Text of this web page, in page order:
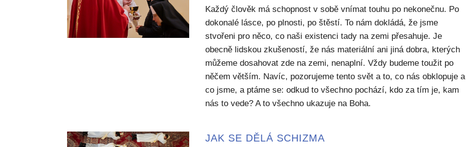
Každý člověk má schopnost v sobě vnímat touhu po nekonečnu. Po
dokonalé lásce, po plnosti, po štěstí. To nám dokládá, že jsme
stvořeni pro něco, co naši existenci tady na zemi přesahuje. Je
obecně lidskou zkušeností, že nás materiální ani jiná dobra, kterých
můžeme dosahovat zde na zemi, nenaplní. Vždy budeme toužit po
něčem větším. Navíc, pozorujeme tento svět a to, co nás obklopuje a
co jsme, a ptáme se: odkud to všechno pochází, kdo za tím je, kam
nás to vede? A to všechno ukazuje na Boha.
JAK SE DĚLÁ SCHIZMA